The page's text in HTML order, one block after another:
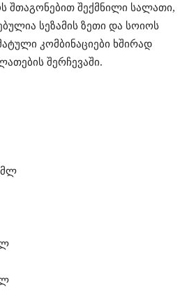
შთაგონებით შექმნილი სალათი,
სეზამის ზეთი და სოიოს
კომბინაციები ხშირად
შერჩევაში.
მლ